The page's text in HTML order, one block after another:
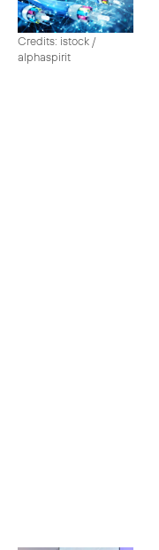
Credits: istock /
alphaspirit